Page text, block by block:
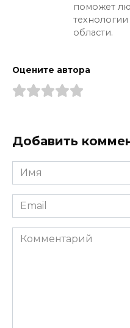
поможет
области.
Оцените автора
Добавить
Имя
*
Email
*
Комментарий